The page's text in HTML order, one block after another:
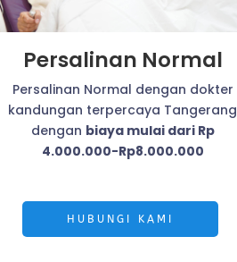
Persalinan Normal
Persalinan Normal dengan dokter
kandungan terpercaya Tangerang
dengan biaya mulai dari Rp
4.000.000-Rp8.000.000
HUBUNGI KAMI